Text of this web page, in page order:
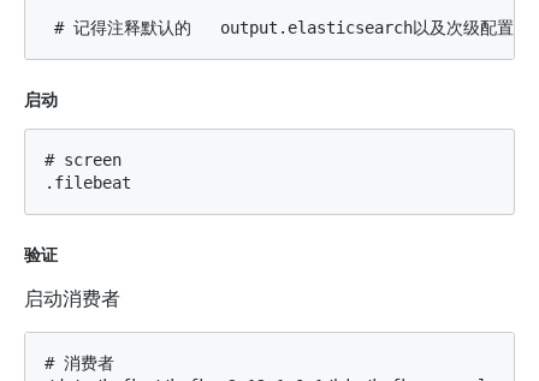
启动
# screen
验证
启动消费者
# 消费者